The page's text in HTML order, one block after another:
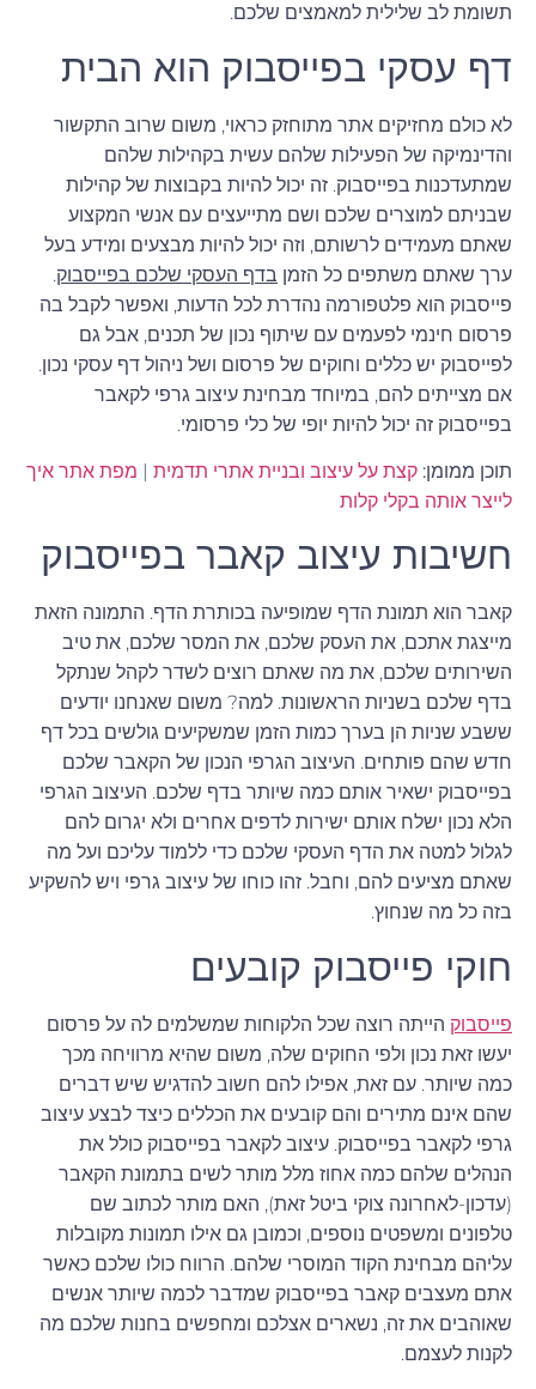
תשומת לב שלילית למאמצים שלכם.
דף עסקי בפייסבוק הוא הבית
לא כולם מחזיקים אתר מתוחזק כראוי, משום שרוב התקשור
והדינמיקה של הפעילות שלהם עשית בקהילות שלהם
שמתעדכנות בפייסבוק. זה יכול להיות בקבוצות של קהילות
שבניתם למוצרים שלכם ושם מתייעצים עם אנשי המקצוע
שאתם מעמידים לרשותם, וזה יכול להיות מבצעים ומידע בעל
ערך שאתם משתפים כל הזמן בדף העסקי שלכם בפייסבוק.
פייסבוק הוא פלטפורמה נהדרת לכל הדעות, ואפשר לקבל בה
פרסום חינמי לפעמים עם שיתוף נכון של תכנים, אבל גם
לפייסבוק יש כללים וחוקים של פרסום ושל ניהול דף עסקי נכון.
אם מצייתים להם, במיוחד מבחינת עיצוב גרפי לקאבר
בפייסבוק זה יכול להיות יופי של כלי פרסומי.
תוכן ממומן: קצת על עיצוב ובניית אתרי תדמית| מפת אתר איך
לייצר אותה בקלי קלות
חשיבות עיצוב קאבר בפייסבוק
קאבר הוא תמונת הדף שמופיעה בכותרת הדף. התמונה הזאת
מייצגת אתכם, את העסק שלכם, את המסר שלכם, את טיב
השירותים שלכם, את מה שאתם רוצים לשדר לקהל שנתקל
בדף שלכם בשניות הראשונות. למה? משום שאנחנו יודעים
ששבע שניות הן בערך כמות הזמן שמשקיעים גולשים בכל דף
חדש שהם פותחים. העיצוב הגרפי הנכון של הקאבר שלכם
בפייסבוק ישאיר אותם כמה שיותר בדף שלכם. העיצוב הגרפי
הלא נכון ישלח אותם ישירות לדפים אחרים ולא יגרום להם
לגלול למטה את הדף העסקי שלכם כדי ללמוד עליכם ועל מה
שאתם מציעים להם, וחבל. זהו כוחו של עיצוב גרפי ויש להשקיע
בזה כל מה שנחוץ.
חוקי פייסבוק קובעים
פייסבוקהייתה רוצה שכל הלקוחות שמשלמים לה על פרסום
יעשו זאת נכון ולפי החוקים שלה, משום שהיא מרוויחה מכך
כמה שיותר. עם זאת, אפילו להם חשוב להדגיש שיש דברים
שהם אינם מתירים והם קובעים את הכללים כיצד לבצע עיצוב
גרפי לקאבר בפייסבוק. עיצוב לקאבר בפייסבוק כולל את
הנהלים שלהם כמה אחוז מלל מותר לשים בתמונת הקאבר
(עדכון-לאחרונה צוקי ביטל זאת), האם מותר לכתוב שם
טלפונים ומשפטים נוספים, וכמובן גם אילו תמונות מקובלות
עליהם מבחינת הקוד המוסרי שלהם. הרווח כולו שלכם כאשר
אתם מעצבים קאבר בפייסבוק שמדבר לכמה שיותר אנשים
שאוהבים את זה, נשארים אצלכם ומחפשים בחנות שלכם מה
לקנות לעצמם.